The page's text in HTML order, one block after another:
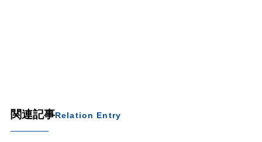
関連記事Relation Entry